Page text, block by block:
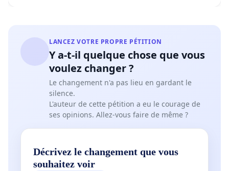
LANCEZ VOTRE PROPRE PÉTITION
Y a-t-il quelque chose que vous
voulez changer ?
Le changement n'a pas lieu en gardant le
silence.
L'auteur de cette pétition a eu le courage de
ses opinions. Allez-vous faire de même ?
Décrivez le changement que vous
souhaitez voir